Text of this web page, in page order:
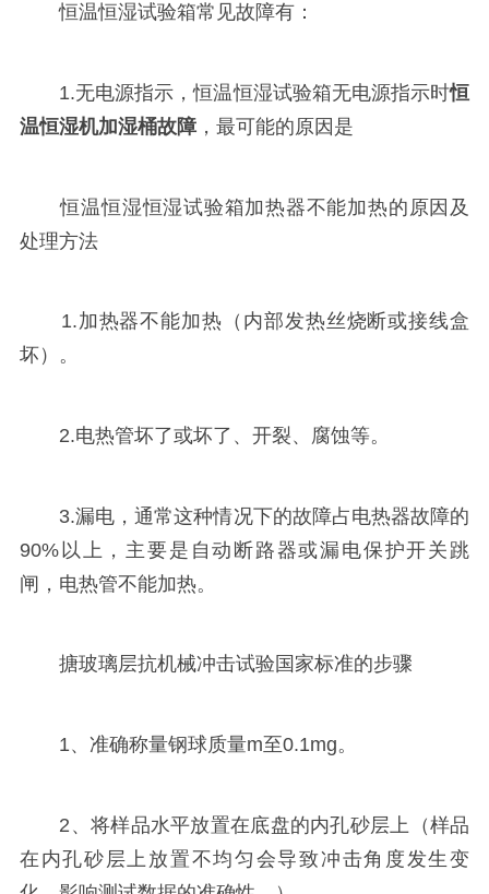
恒温恒湿试验箱常见故障有：
1.无电源指示，恒温恒湿试验箱无电源指示时恒
温恒湿机加湿桶故障，最可能的原因是
恒温恒湿恒湿试验箱加热器不能加热的原因及
处理方法
1.加热器不能加热（内部发热丝烧断或接线盒
坏）。
2.电热管坏了或坏了、开裂、腐蚀等。
3.漏电，通常这种情况下的故障占电热器故障的
90%以上，主要是自动断路器或漏电保护开关跳
闸，电热管不能加热。
搪玻璃层抗机械冲击试验国家标准的步骤
1、准确称量钢球质量m至0.1mg。
2、将样品水平放置在底盘的内孔砂层上（样品
在内孔砂层上放置不均匀会导致冲击角度发生变